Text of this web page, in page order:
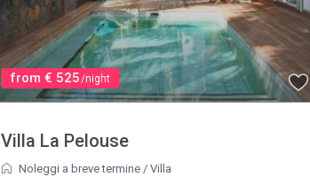
from € 525/night
Villa La Pelouse
Noleggi a breve termine /Villa